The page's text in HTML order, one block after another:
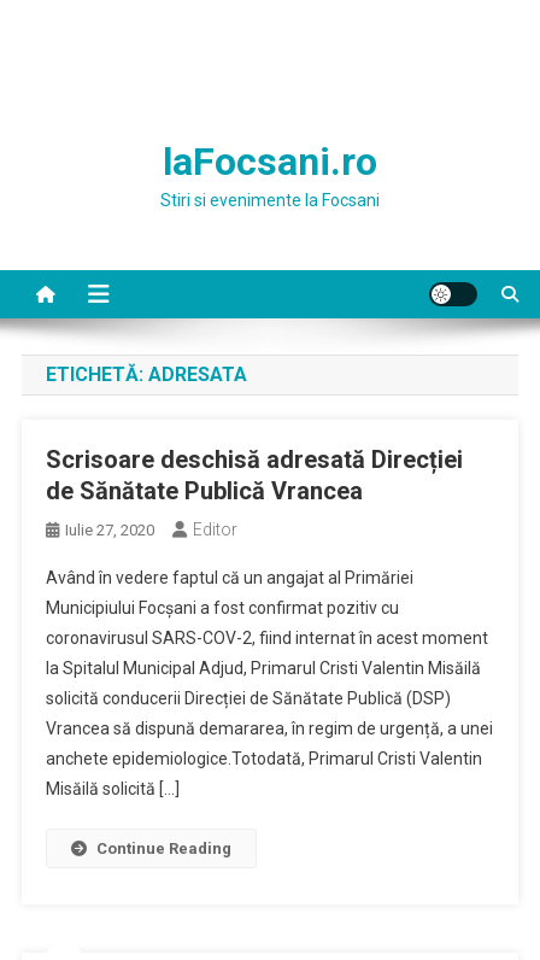
laFocsani.ro
Stiri si evenimente la Focsani
ETICHETĂ: ADRESATA
Scrisoare deschisă adresată Direcției
de Sănătate Publică Vrancea
Iulie 27, 2020 Editor
Având în vedere faptul că un angajat al Primăriei
Municipiului Focșani a fost confirmat pozitiv cu
coronavirusul SARS-COV-2, fiind internat în acest moment
la Spitalul Municipal Adjud, Primarul Cristi Valentin Misăilă
solicită conducerii Direcției de Sănătate Publică (DSP)
Vrancea să dispună demararea, în regim de urgență, a unei
anchete epidemiologice.Totodată, Primarul Cristi Valentin
Misăilă solicită […]
Continue Reading